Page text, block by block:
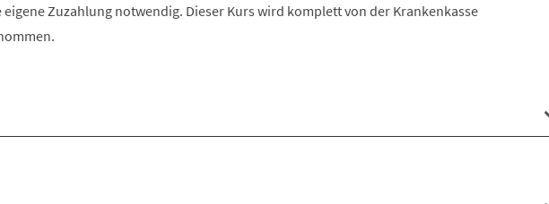
eigene Zuzahlung notwendig. Dieser Kurs wird komplett von der Krankenkasse